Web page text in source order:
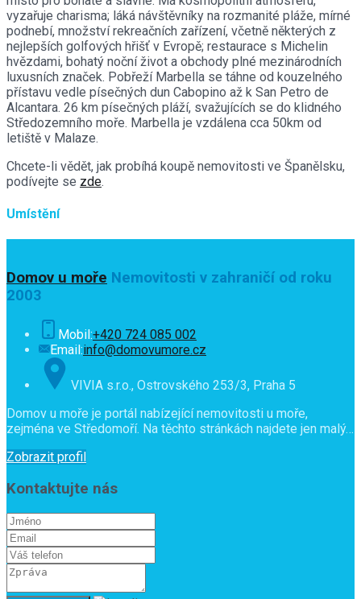
vyzařuje charisma; láká návštěvníky na rozmanité pláže, mírné
podnebí, množství rekreačních zařízení, včetně některých z
nejlepších golfových hřišť v Evropě; restaurace s Michelin
hvězdami, bohatý noční život a obchody plné mezinárodních
luxusních značek. Pobřeží Marbella se táhne od kouzelného
přístavu vedle písečných dun Cabopino až k San Petro de
Alcantara. 26 km písečných pláží, svažujících se do klidného
Středozemního moře. Marbella je vzdálena cca 50km od
letiště v Malaze.
Chcete-li vědět, jak probíhá koupě nemovitosti ve Španělsku,
podívejte se zde.
Umístění
Domov u moře Nemovitosti v zahraničí od roku
2003
Mobil:+420 724 085 002
Email:info@domovumore.cz
VIVIA s.r.o., Ostrovského 253/3, Praha 5
Domov u moře je portál nabízející nemovitosti u moře,
zejména ve Středomoří. Na těchto stránkách najdete jen malý…
Zobrazit profil
Kontaktujte nás